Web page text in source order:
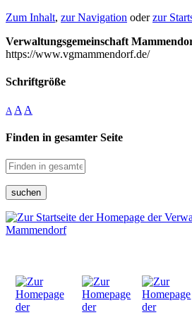
Zum Inhalt, zur Navigation oderzur
Verwaltungsgemeinschaft
https://www.vgmammendorf.de/
Schriftgröße
A A A
Finden in gesamter Seite
suchen